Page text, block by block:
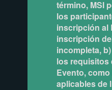
término, MSI
los
inscripción al
inscripción
incompleta,
los requisitos
Evento,
aplicables de